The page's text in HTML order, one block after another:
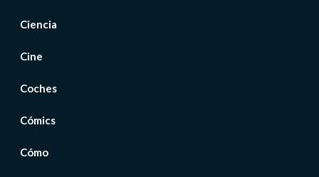
Ciencia
Cine
Coches
Cómics
Cómo